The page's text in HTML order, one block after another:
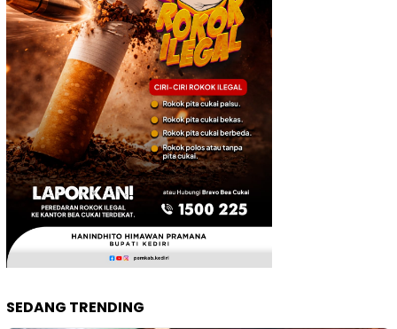
SEDANG TRENDING